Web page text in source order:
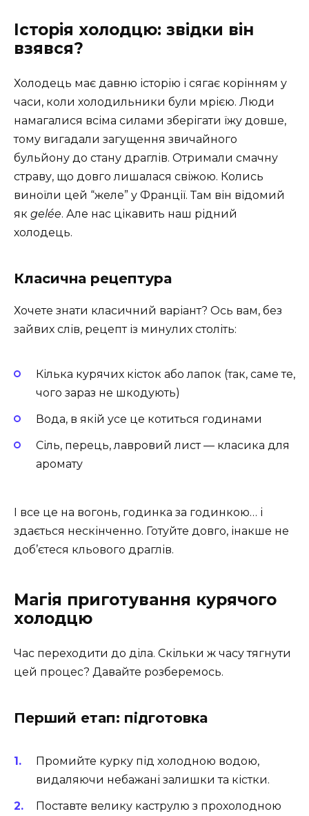
Історія холодцю: звідки він
взявся?
Холодець має давню історію і сягає корінням у
часи, коли холодильники були мрією. Люди
намагалися всіма силами зберігати їжу довше,
тому вигадали загущення звичайного
бульйону до стану драглів. Отримали смачну
страву, що довго лишалася свіжою. Колись
виноїли цей “желе” у Франції. Там він відомий
як gelée. Але нас цікавить наш рідний
холодець.
Класична рецептура
Хочете знати класичний варіант? Ось вам, без
зайвих слів, рецепт із минулих століть:
Кілька курячих кісток або лапок (так, саме те,
чого зараз не шкодують)
Вода, в якій усе це котиться годинами
Сіль, перець, лавровий лист — класика для
аромату
І все це на вогонь, годинка за годинкою… і
здається нескінченно. Готуйте довго, інакше не
доб’єтеся кльового драглів.
Магія приготування курячого
холодцю
Час переходити до діла. Скільки ж часу тягнути
цей процес? Давайте розберемось.
Перший етап: підготовка
Промийте курку під холодною водою,
видаляючи небажані залишки та кістки.
Поставте велику каструлю з прохолодною